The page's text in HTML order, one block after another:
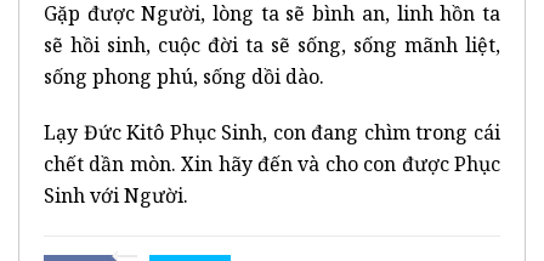
Gặp được Người, lòng ta sẽ bình an, linh hồn ta
sẽ hồi sinh, cuộc đời ta sẽ sống, sống mãnh liệt,
sống phong phú, sống dồi dào.
Lạy Đức Kitô Phục Sinh, con đang chìm trong cái
chết dần mòn. Xin hãy đến và cho con được Phục
Sinh với Người.